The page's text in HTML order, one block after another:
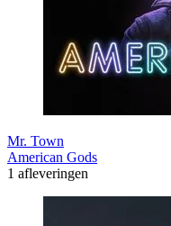
Mr. Town
American Gods
1 afleveringen